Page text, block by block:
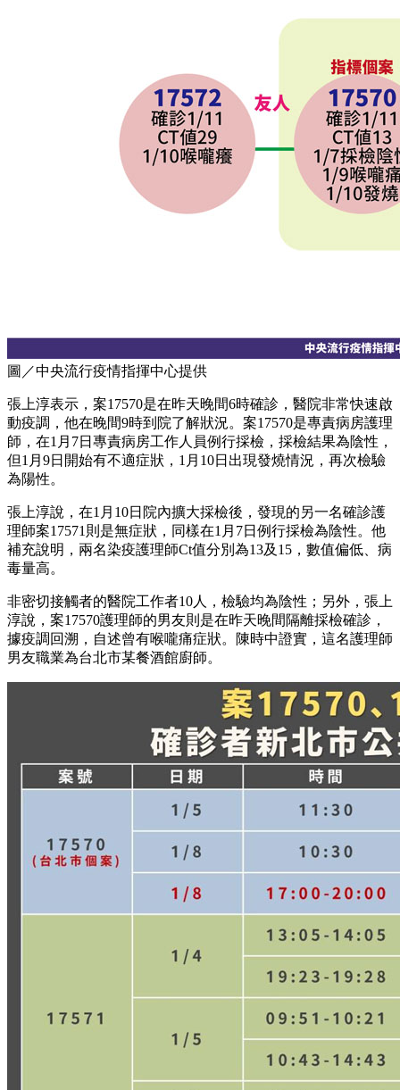
圖／中央流行疫情指揮中心提供
張上淳表示，案17570是在昨天晚間6時確診，醫院非常快速啟
動疫調，他在晚間9時到院了解狀況。案17570是專責病房護理
師，在1月7日專責病房工作人員例行採檢，採檢結果為陰性，
但1月9日開始有不適症狀，1月10日出現發燒情況，再次檢驗
為陽性。
張上淳說，在1月10日院內擴大採檢後，發現的另一名確診護
理師案17571則是無症狀，同樣在1月7日例行採檢為陰性。他
補充說明，兩名染疫護理師Ct值分別為13及15，數值偏低、病
毒量高。
非密切接觸者的醫院工作者10人，檢驗均為陰性；另外，張上
淳說，案17570護理師的男友則是在昨天晚間隔離採檢確診，
據疫調回溯，自述曾有喉嚨痛症狀。陳時中證實，這名護理師
男友職業為台北市某餐酒館廚師。